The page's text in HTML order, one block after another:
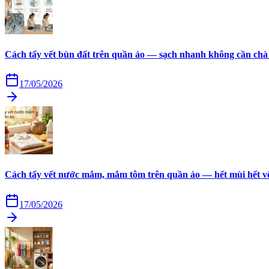
Cách tẩy vết bùn đất trên quần áo — sạch nhanh không cần
17/05/2026
Cách tẩy vết nước mắm, mắm tôm trên quần áo — hết mùi hết
17/05/2026